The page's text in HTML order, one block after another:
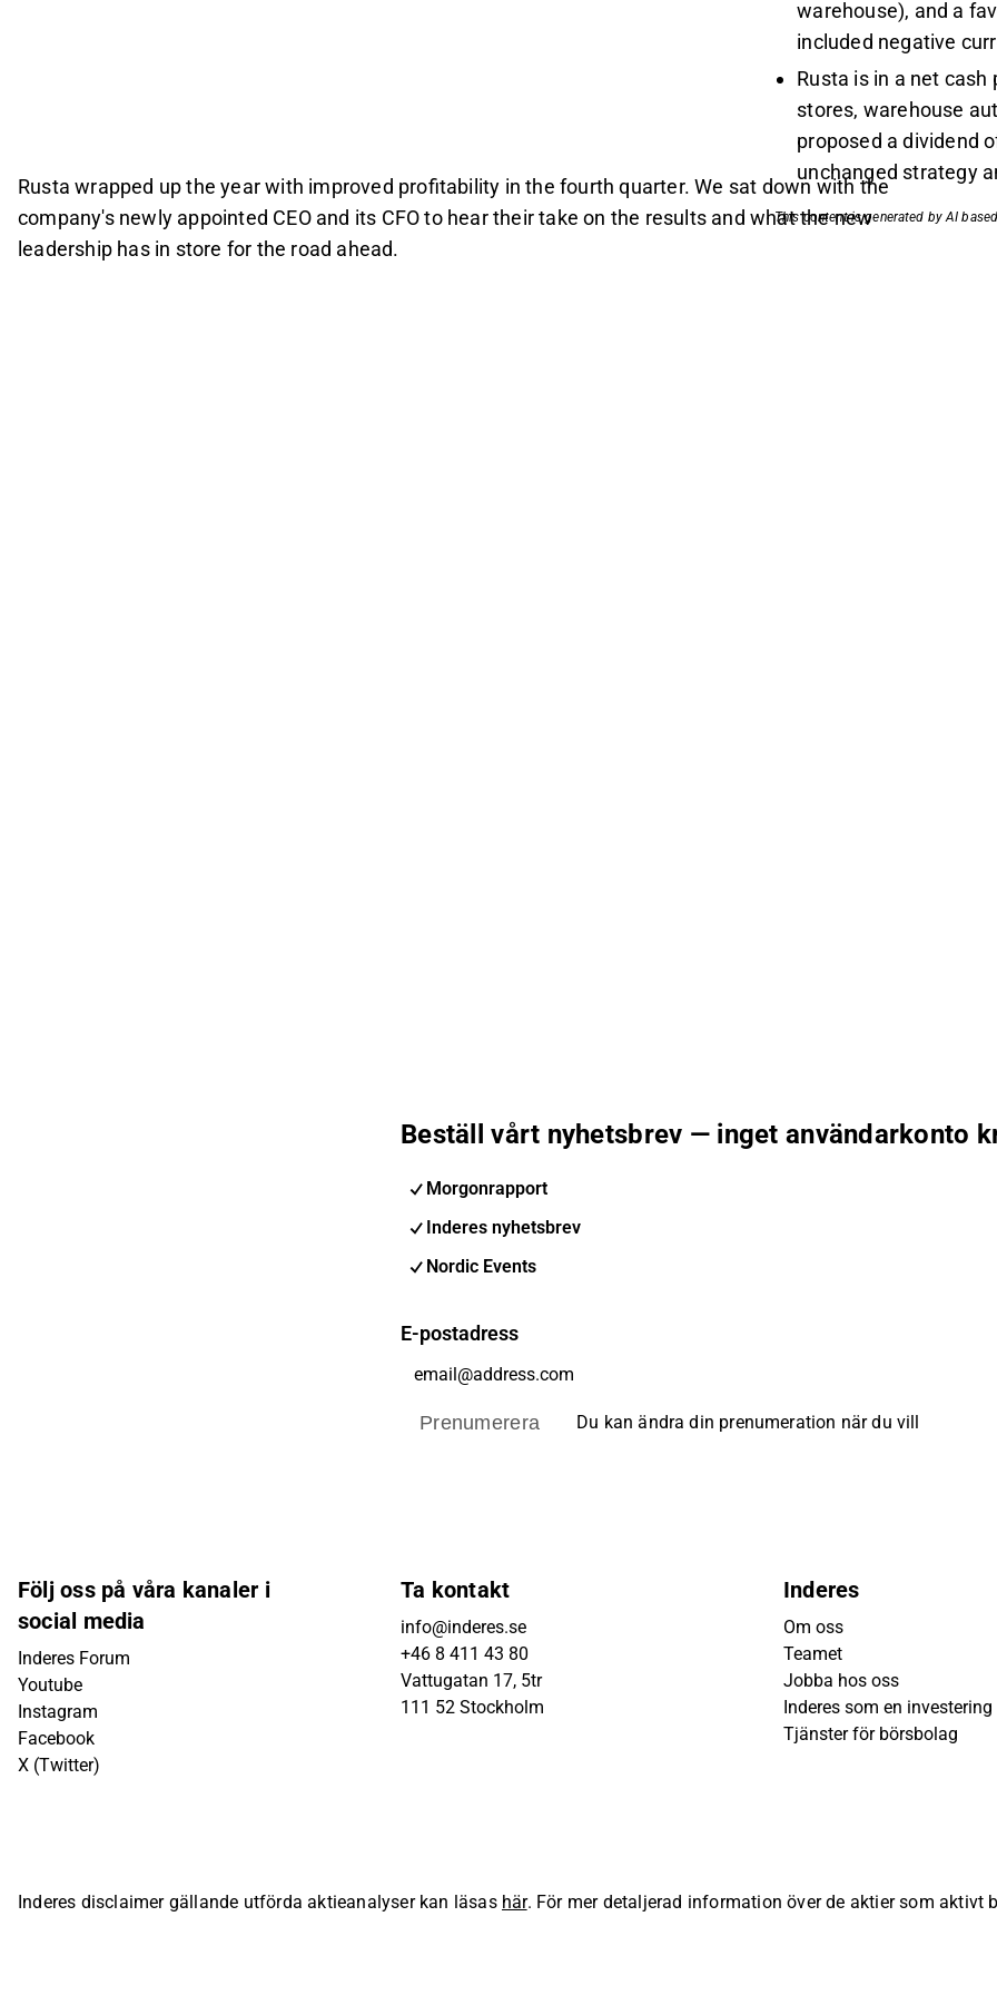
warehouse), and a
included negative
Rusta is in a net
stores, warehouse
proposed a dividend
unchanged strategy
This content is generated by AI
Rusta wrapped up the year with improved profitability in the fourth quarter. We sat down with the
company's newly appointed CEO and its CFO to hear their take on the results and what the new
leadership has in store for the road ahead.
Beställ vårt nyhetsbrev — inget användarkonto
Morgonrapport
Inderes nyhetsbrev
Nordic Events
E-postadress
Prenumerera Du kan ändra din prenumeration när du vill
Följ oss på våra kanaler i
social media
Inderes Forum
Youtube
Instagram
Facebook
X (Twitter)
Ta kontakt
info@inderes.se
+46 8 411 43 80
Vattugatan 17, 5tr
111 52 Stockholm
Inderes
Om oss
Teamet
Jobba hos oss
Inderes som en investering
Tjänster för börsbolag
Inderes disclaimer gällande utförda aktieanalyser kan läsas här. För mer detaljerad information över de aktier som aktivt